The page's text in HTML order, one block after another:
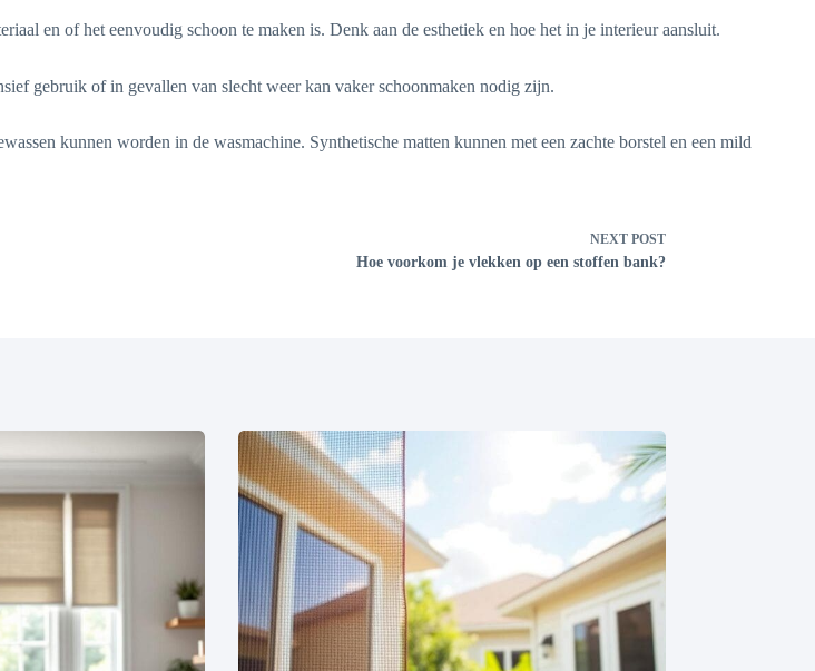
en of het eenvoudig schoon te maken is. Denk aan de esthetiek en hoe het in je interieur aansluit.
gebruik of in gevallen van slecht weer kan vaker schoonmaken nodig zijn.
kunnen worden in de wasmachine. Synthetische matten kunnen met een zachte borstel en een mild
NEXT POST
Hoe voorkom je vlekken op een stoffen bank?